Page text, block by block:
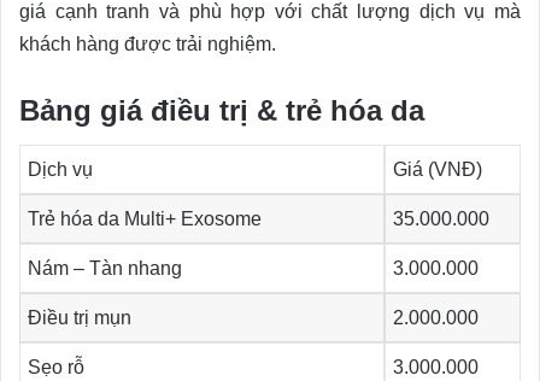
giá cạnh tranh và phù hợp với chất lượng dịch vụ mà
khách hàng được trải nghiệm.
Bảng giá điều trị & trẻ hóa da
Dịch vụ Giá (VNĐ)
Trẻ hóa da Multi+ Exosome 35.000.000
Nám – Tàn nhang 3.000.000
Điều trị mụn 2.000.000
Sẹo rỗ 3.000.000